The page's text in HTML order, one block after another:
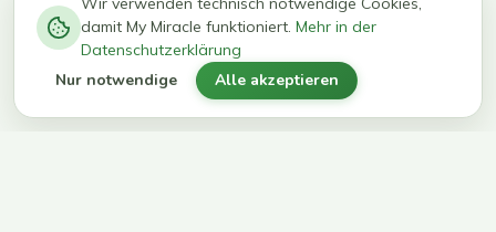
kg in 12
Wochen
erreichen
ihr Ziel
damit My Miracle funktioniert. Mehr in der
Datenschutzerklärung
Nur notwendige Alle akzeptieren